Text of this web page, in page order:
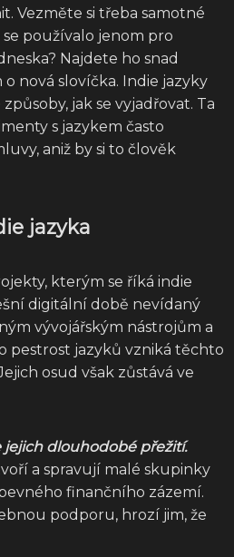
Vezměte si třeba samotné
používalo jenom pro
Najdete ho snad
nová slovíčka. Indie jazyky
jak se vyjadřovat. Ta
s jazykem často
aniž by si to člověk
jazyka
kterým se říká indie
digitální době nevídaný
vývojářským nástrojům a
pestrost jazyků vzniká těchto
osud však zůstává ve
jejich dlouhodobé přežití.
a spravují malé skupinky
finančního zázemí.
podporu, hrozí jim, že